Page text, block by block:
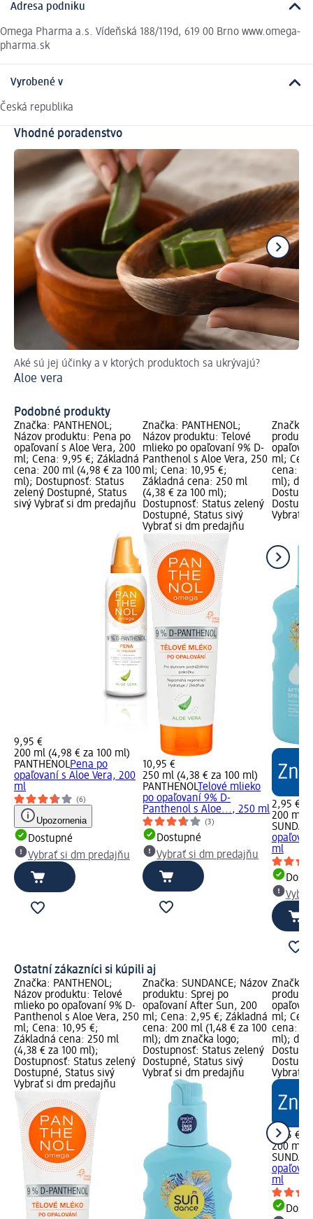
Adresa podniku
Omega Pharma a.s. Vídeňská 188/119d, 619 00 Brno www.omega-
pharma.sk
Vyrobené v
Česká republika
Vhodné poradenstvo
Aké sú jej účinky a v ktorých produktoch sa ukrývajú?
Aloe vera
Podobné produkty
Značka: PANTHENOL;
Názov produktu: Pena po
opaľovaní s Aloe Vera, 200
ml; Cena: 9,95 €; Základná
cena: 200 ml (4,98 € za 100
ml); Dostupnosť: Status
zelený Dostupné, Status
sivý Vybrať si dm predajňu
9,95 €
200 ml (4,98 € za 100 ml)
PANTHENOLPena po
opaľovaní s Aloe Vera, 200
ml
(6)
Upozornenia
Dostupné
Vybrať si dm predajňu
Značka: PANTHENOL;
Názov produktu: Telové
mlieko po opaľovaní 9% D-
Panthenol s Aloe Vera, 250
ml; Cena: 10,95 €;
Základná cena: 250 ml
(4,38 € za 100 ml);
Dostupnosť: Status zelený
Dostupné, Status sivý
Vybrať si dm predajňu
10,95 €
250 ml (4,38 € za 100 ml)
PANTHENOLTelové mlieko
po opaľovaní 9% D-
Panthenol s Aloe..., 250 ml
(3)
Dostupné
Vybrať si dm predajňu
Značka:
ml;
cena:
ml); dm
Vybrať
2,95 €
200 ml
ml
Ostatní zákazníci si kúpili aj
Značka: PANTHENOL;
Názov produktu: Telové
mlieko po opaľovaní 9% D-
Panthenol s Aloe Vera, 250
ml; Cena: 10,95 €;
Základná cena: 250 ml
(4,38 € za 100 ml);
Dostupnosť: Status zelený
Dostupné, Status sivý
Vybrať si dm predajňu
Značka: SUNDANCE; Názov
produktu: Sprej po
opaľovaní After Sun, 200
ml; Cena: 2,95 €; Základná
cena: 200 ml (1,48 € za 100
ml); dm značka logo;
Dostupnosť: Status zelený
Dostupné, Status sivý
Vybrať si dm predajňu
Značka:
ml;
cena:
ml); dm
Vybrať
2,95 €
200 ml
ml